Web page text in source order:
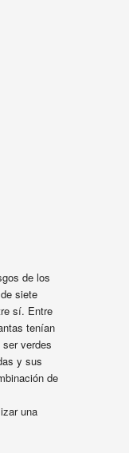
de los
siete
sí. Entre
tenían
verdes
y sus
de
una